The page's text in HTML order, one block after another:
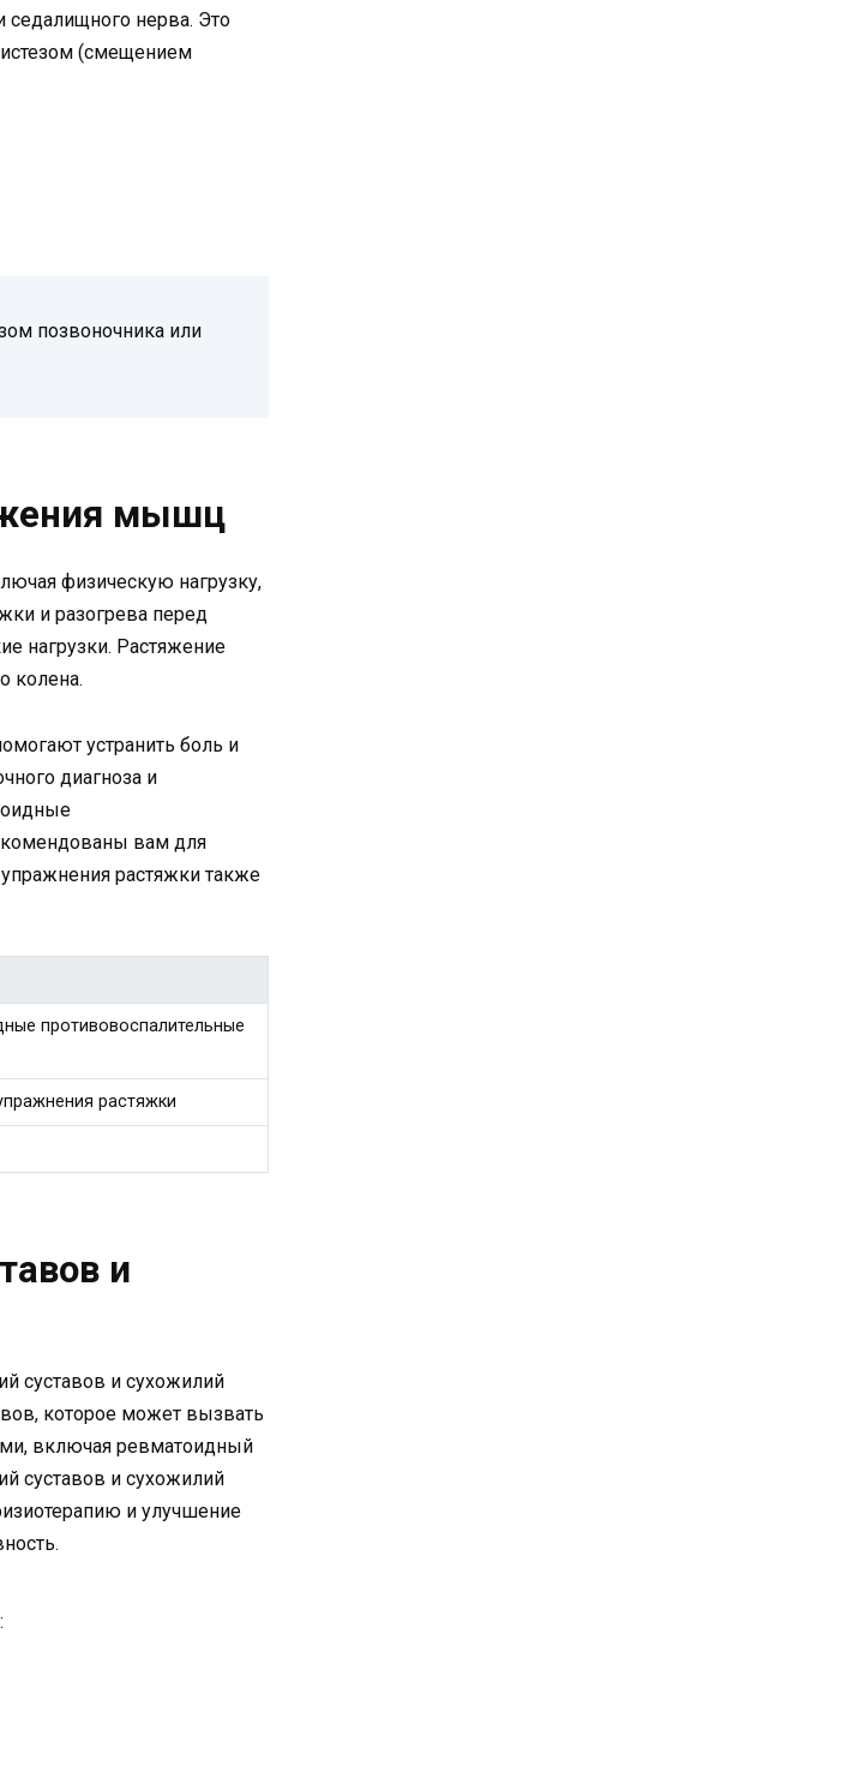
седалищного нерва. Это
(смещением
позвоночника или
мышц
физическую нагрузку,
и разогрева перед
нагрузки. Растяжение
колена.
устранить боль и
диагноза и
вам для
растяжки также
противовоспалительные
растяжки
и
суставов и сухожилий
которое может вызвать
включая ревматоидный
суставов и сухожилий
и улучшение